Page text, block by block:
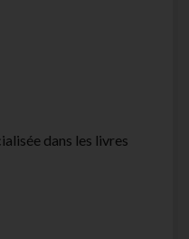
dans les livres